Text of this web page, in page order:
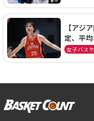
【アジ
定、平
本開催の
女子バス